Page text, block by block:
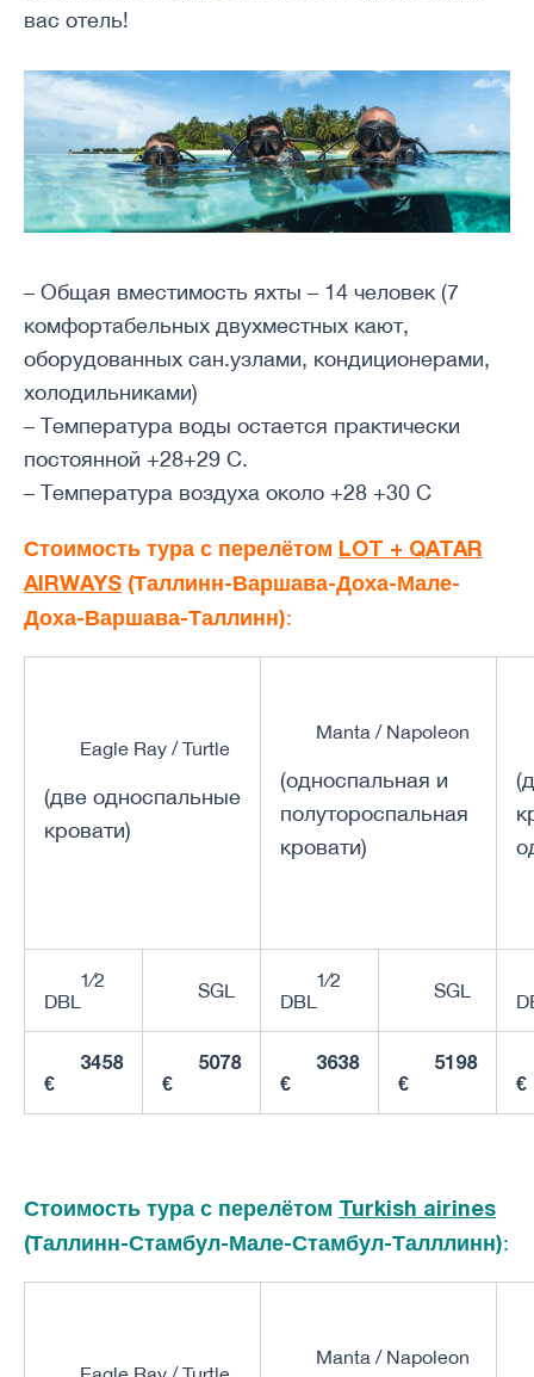
вас отель!
– Общая вместимость яхты – 14 человек (7
комфортабельных двухместных кают,
оборудованных сан.узлами, кондиционерами,
холодильниками)
– Температура воды остается практически
постоянной +28+29 С.
– Температура воздуха около +28 +30 С
Стоимость тура с перелётом LOT + QATAR
AIRWAYS (Таллинн-Варшава-Доха-Мале-
Доха-Варшава-Таллинн):
Eagle Ray / Turtle
(две односпальные
кровати)
Manta / Napoleon
(односпальная и
полутороспальная
кровати)
1⁄2
DBL
SGL
1⁄2
DBL
SGL
3458
€
5078
€
3638
€
5198
€
€
Стоимость тура с перелётом Turkish airines
(Таллинн-Стамбул-Мале-Стамбул-Талллинн):
Manta / Napoleon